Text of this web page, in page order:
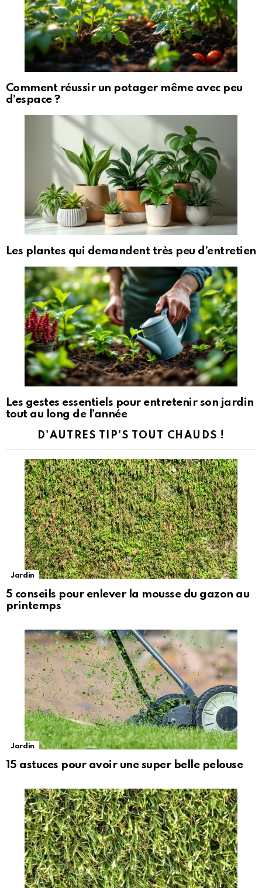
Comment réussir un potager même avec peu
d’espace ?
Les plantes qui demandent très peu d’entretien
Les gestes essentiels pour entretenir son jardin
tout au long de l’année
D'AUTRES TIP'S TOUT CHAUDS !
Jardin
5 conseils pour enlever la mousse du gazon au
printemps
Jardin
15 astuces pour avoir une super belle pelouse